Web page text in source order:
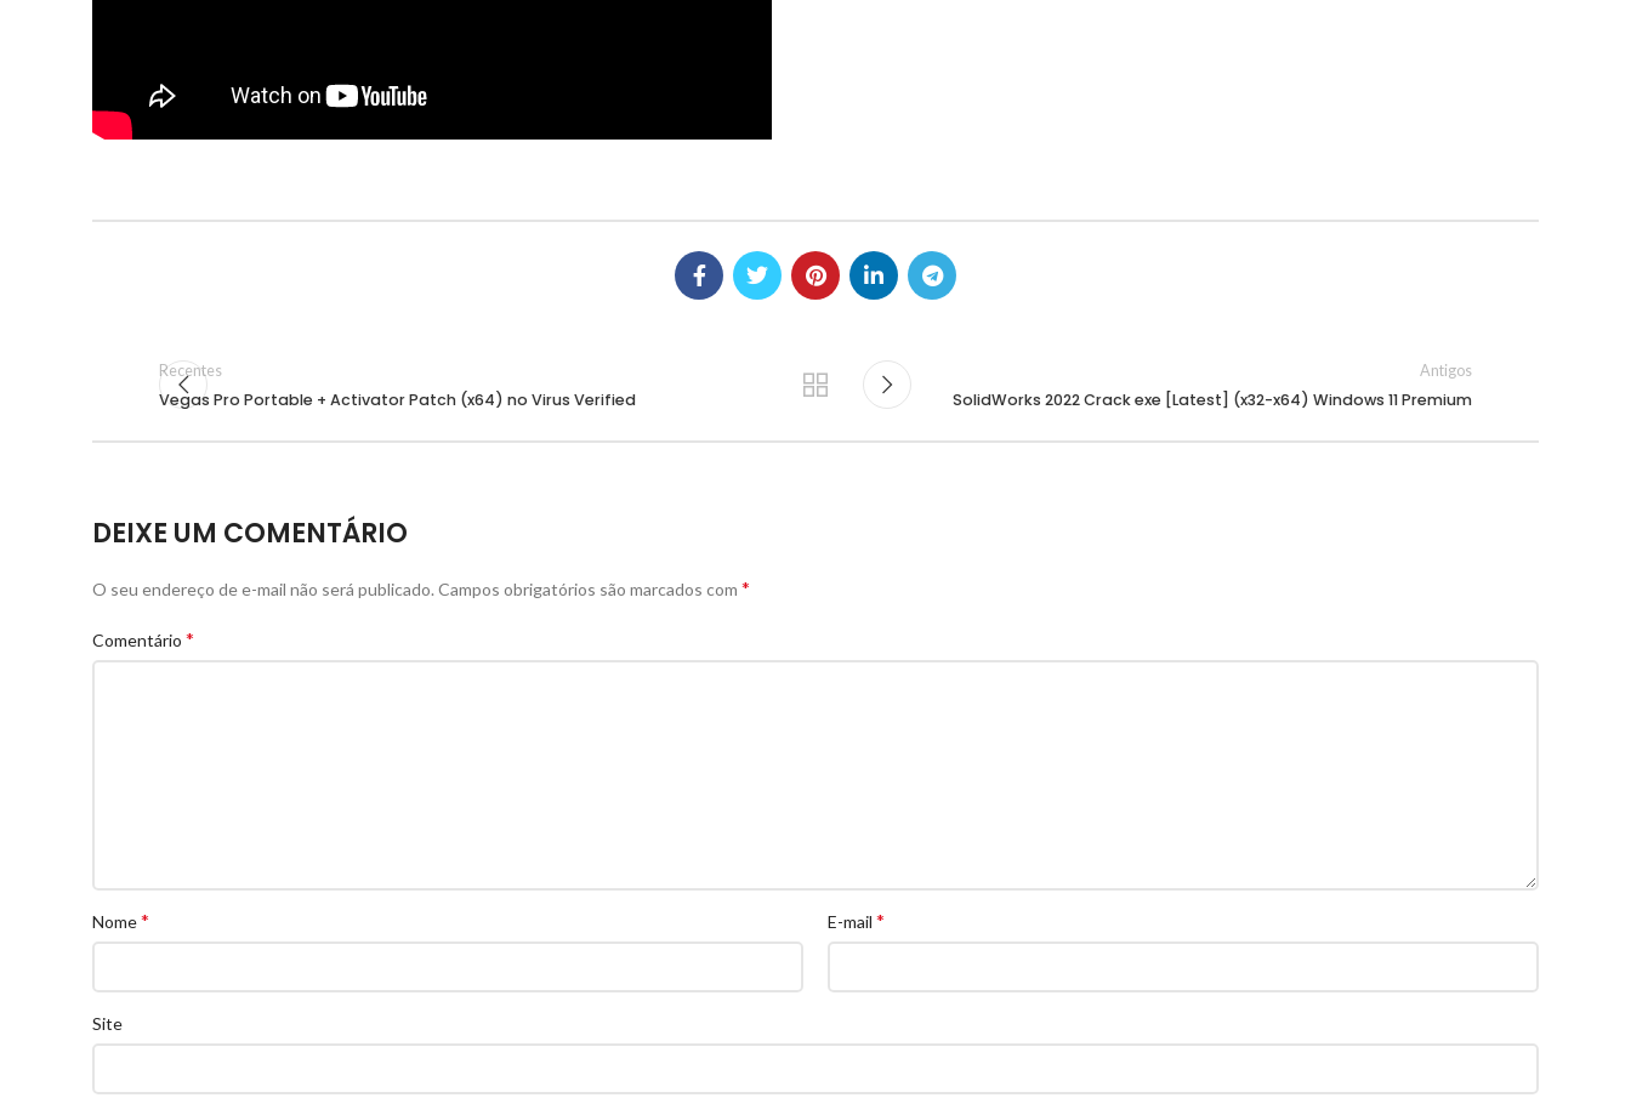
Recentes
Vegas Pro Portable + Activator Patch (x64) no Virus Verified
Antigos
SolidWorks 2022 Crack exe [Latest] (x32-x64) Windows 11 Premium
DEIXE UM COMENTÁRIO
O seu endereço de e-mail não será publicado. Campos obrigatórios são marcados com *
Comentário *
Nome* E-mail *
Site